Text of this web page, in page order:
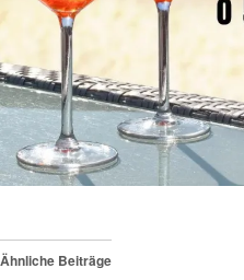
Ähnliche Beiträge